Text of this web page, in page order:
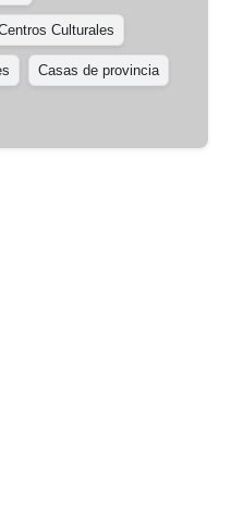
Culturales
Casas de provincia